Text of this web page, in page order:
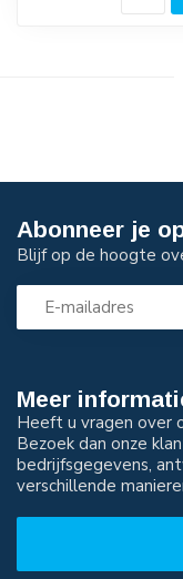
Meer
Heeft u vragen over
Bezoek dan onze
bedrijfsgegevens,
verschillende
Abonneer je
Blijf op de hoogte